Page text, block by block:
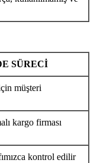
SÜRECİ
müşteri
kargo firması
kontrol edilir